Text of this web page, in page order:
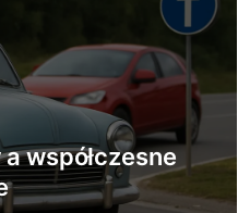
współczesne